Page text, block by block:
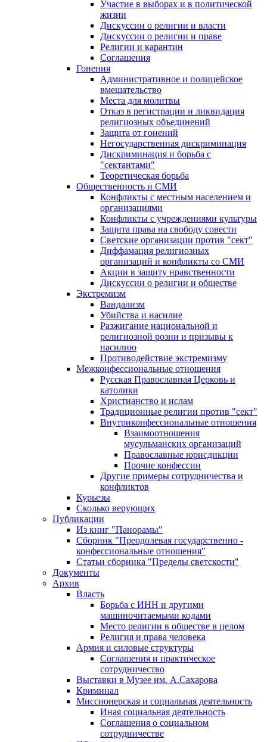
Участие в выборах и в политической
жизни
Дискуссии о религии и власти
Дискуссии о религии и праве
Религии и карантин
Соглашения
Гонения
Административное и полицейское
вмешательство
Места для молитвы
Отказ в регистрации и ликвидация
религиозных объединений
Защита от гонений
Негосударственная дискриминация
Дискриминация и борьба с
"сектантами"
Теоретическая борьба
Общественность и СМИ
Конфликты с местным населением и
организациями
Конфликты с учреждениями культуры
Защита права на свободу совести
Светские организации против "сект"
Диффамация религиозных
организаций и конфликты со СМИ
Акции в защиту нравственности
Дискуссии о религии и обществе
Экстремизм
Вандализм
Убийства и насилие
Разжигание национальной и
религиозной розни и призывы к
насилию
Противодействие экстремизму
Межконфессиональные отношения
Русская Православная Церковь и
католики
Христианство и ислам
Традиционные религии против "сект"
Внутриконфессиональные отношения
Взаимоотношения
мусульманских организаций
Православные юрисдикции
Прочие конфессии
Другие примеры сотрудничества и
конфликтов
Курьезы
Сколько верующих
Публикации
Из книг "Панорамы"
Сборник "Преодолевая государственно -
конфессиональные отношения"
Статьи сборника "Пределы светскости"
Документы
Архив
Власть
Борьба с ИНН и другими
машиночитаемыми кодами
Место религии в обществе в целом
Религия и права человека
Армия и силовые структуры
Соглашения и практическое
сотрудничество
Выставки в Музее им. А.Сахарова
Криминал
Миссионерская и социальная деятельность
Иная социальная деятельность
Соглашения о социальном
сотрудничестве